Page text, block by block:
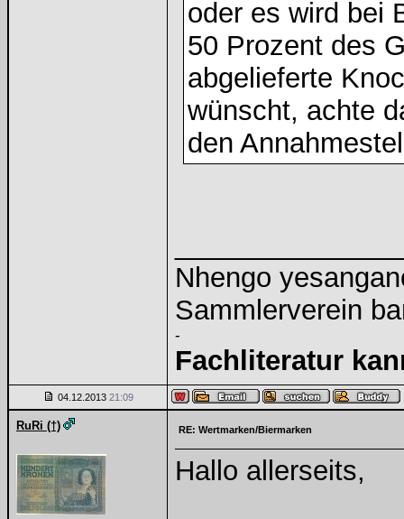
oder es wird bei
50 Prozent des
abgelieferte
wünscht, achte
den
Nhengo
Sammlerverein
-
Fachliteratur
04.12.2013 21:09
RuRi (†) RE: Wertmarken/Biermarken
Hallo allerseits,